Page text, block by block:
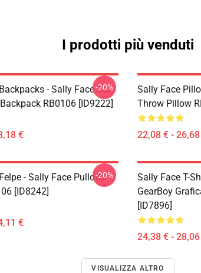
I prodotti più venduti
- Sally Face Sal
RB0106 [ID9222]
€
-20%
Sally Face
Throw Pillow
22,08 € -
- Sally Face Pullover
[ID8242]
€
-20%
Sally Face T-
GearBoy
[ID7896]
24,38 € -
VISUALIZZA ALTRO